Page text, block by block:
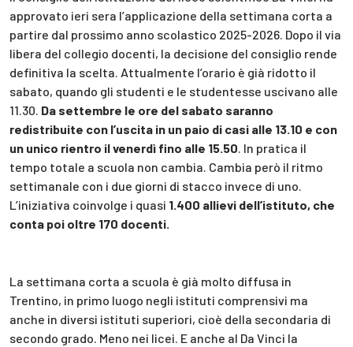
approvato ieri sera l’applicazione della settimana corta a
partire dal prossimo anno scolastico 2025-2026. Dopo il via
libera del collegio docenti, la decisione del consiglio rende
definitiva la scelta. Attualmente l’orario è già ridotto il
sabato, quando gli studenti e le studentesse uscivano alle
11.30. Da settembre le ore del sabato saranno
redistribuite con l’uscita in un paio di casi alle 13.10 e con
un unico rientro il venerdì fino alle 15.50 . In pratica il
tempo totale a scuola non cambia. Cambia però il ritmo
settimanale con i due giorni di stacco invece di uno.
L’iniziativa coinvolge i quasi 1.400 allievi dell’istituto, che
conta poi oltre 170 docenti.
La settimana corta a scuola è già molto diffusa in
Trentino, in primo luogo negli istituti comprensivi ma
anche in diversi istituti superiori, cioè della secondaria di
secondo grado. Meno nei licei. E anche al Da Vinci la